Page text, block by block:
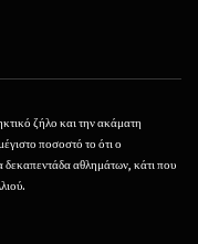
ζήλο και την ακάματη
ποσοστό το ότι ο
αθλημάτων, κάτι που